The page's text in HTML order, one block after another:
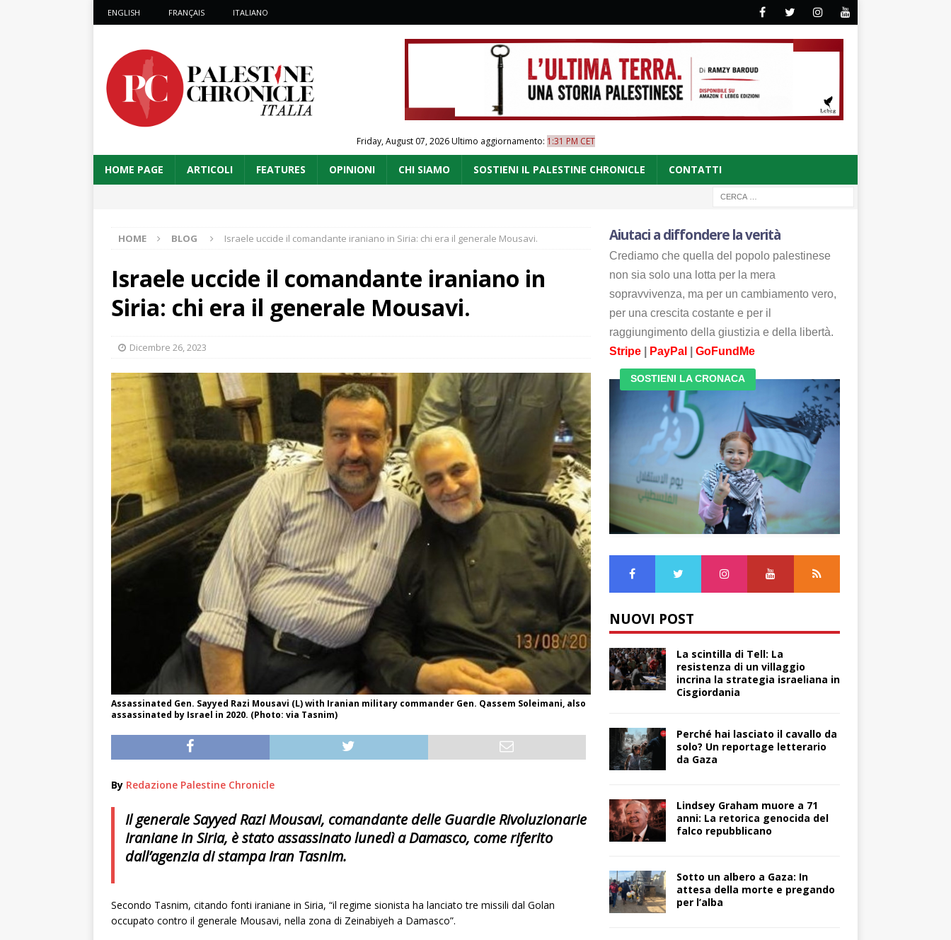
ENGLISH FRANÇAIS ITALIANO
Friday, August 07, 2026Ultimo aggiornamento: 1:31 PM CET
HOME PAGE ARTICOLI FEATURES OPINIONI CHI SIAMO SOSTIENI IL PALESTINE CHRONICLE CONTATTI
HOME BLOG Israele uccide il comandante iraniano in Siria: chi era il generale Mousavi.
Israele uccide il comandante iraniano in
Siria: chi era il generale Mousavi.
Dicembre 26, 2023
Assassinated Gen. Sayyed Razi Mousavi (L) with Iranian military commander Gen. Qassem Soleimani, also
assassinated by Israel in 2020. (Photo: via Tasnim)
By Redazione Palestine Chronicle
Il generale Sayyed Razi Mousavi, comandante delle Guardie Rivoluzionarie
Iraniane in Siria, è stato assassinato lunedì a Damasco, come riferito
dall’agenzia di stampa Iran Tasnim.
Secondo Tasnim, citando fonti iraniane in Siria, “il regime sionista ha lanciato tre missili dal Golan
occupato contro il generale Mousavi, nella zona di Zeinabiyeh a Damasco”.
Aiutaci a diffondere la verità
Crediamo che quella del popolo palestinese
non sia solo una lotta per la mera
sopravvivenza, ma per un cambiamento vero,
per una crescita costante e per il
raggiungimento della giustizia e della libertà.
Stripe| PayPal GoFundMe
SOSTIENI LA CRONACA
NUOVI POST
La scintilla di Tell: La
resistenza di un villaggio
incrina la strategia israeliana in
Cisgiordania
Perché hai lasciato il cavallo da
solo? Un reportage letterario
da Gaza
Lindsey Graham muore a 71
anni: La retorica genocida del
falco repubblicano
Sotto un albero a Gaza: In
attesa della morte e pregando
per l’alba